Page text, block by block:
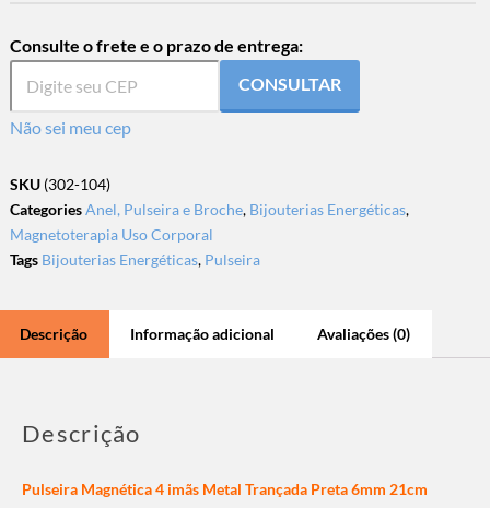
Consulte o frete e o prazo de entrega:
CONSULTAR
Não sei meu cep
SKU (302-104)
CategoriesAnel, Pulseira e Broche, Bijouterias Energéticas,
Magnetoterapia Uso Corporal
Tags Bijouterias Energéticas, Pulseira
Descrição Informação adicional Avaliações (0)
Descrição
Pulseira Magnética 4 imãs Metal Trançada Preta 6mm 21cm